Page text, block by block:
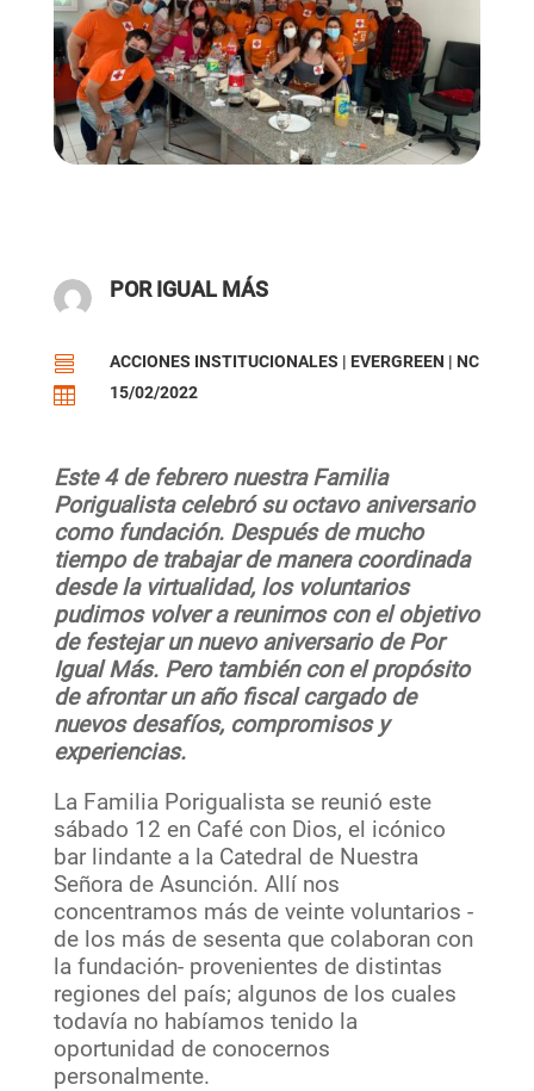
POR IGUAL MÁS
 ACCIONES INSTITUCIONALES | EVERGREEN | NC
 15/02/2022
Este 4 de febrero nuestra Familia
Porigualista celebró su octavo aniversario
como fundación. Después de mucho
tiempo de trabajar de manera coordinada
desde la virtualidad, los voluntarios
pudimos volver a reunirnos con el objetivo
de festejar un nuevo aniversario de Por
Igual Más. Pero también con el propósito
de afrontar un año fiscal cargado de
nuevos desafíos, compromisos y
experiencias.
La Familia Porigualista se reunió este
sábado 12 en Café con Dios, el icónico
bar lindante a la Catedral de Nuestra
Señora de Asunción. Allí nos
concentramos más de veinte voluntarios -
de los más de sesenta que colaboran con
la fundación- provenientes de distintas
regiones del país; algunos de los cuales
todavía no habíamos tenido la
oportunidad de conocernos
personalmente.